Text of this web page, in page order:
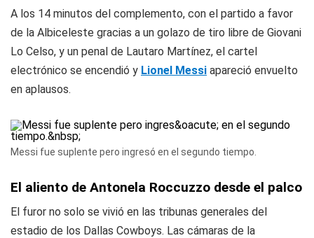
A los 14 minutos del complemento, con el partido a favor
de la Albiceleste gracias a un golazo de tiro libre de Giovani
Lo Celso, y un penal de Lautaro Martínez, el cartel
electrónico se encendió y Lionel Messi apareció envuelto
en aplausos.
Messi fue suplente pero ingresó en el segundo tiempo.
El aliento de Antonela Roccuzzo desde el palco
El furor no solo se vivió en las tribunas generales del
estadio de los Dallas Cowboys. Las cámaras de la